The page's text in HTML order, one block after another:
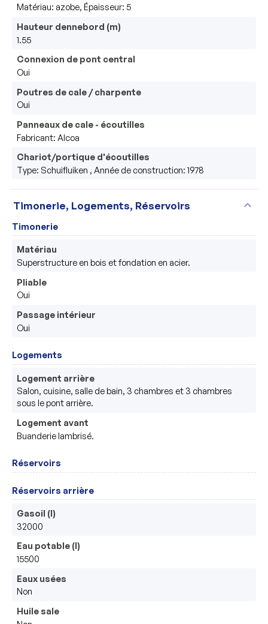
Matériau: azobe, Épaisseur: 5
Hauteur dennebord (m)
1.55
Connexion de pont central
Oui
Poutres de cale / charpente
Oui
Panneaux de cale - écoutilles
Fabricant: Alcoa
Chariot/portique d'écoutilles
Type: Schuifluiken , Année de construction: 1978
Timonerie, Logements, Réservoirs expand_more
Timonerie
Matériau
Superstructure en bois et fondation en acier.
Pliable
Oui
Passage intérieur
Oui
Logements
Logement arrière
Salon, cuisine, salle de bain, 3 chambres et 3 chambres
sous le pont arrière.
Logement avant
Buanderie lambrisé.
Réservoirs
Réservoirs arrière
Gasoil (l)
32000
Eau potable (l)
15500
Eaux usées
Non
Huile sale